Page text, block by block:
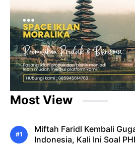
Most View
Miftah Faridl Kembali
Indonesia, Kali Ini Soal